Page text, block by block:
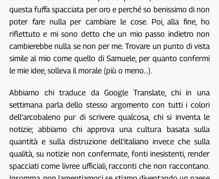
questa fuffa spacciata per oro e perché so benissimo di non
poter fare nulla per cambiare le cose. Poi, alla fine, ho
riflettuto e mi sono detto che un mio passo indietro non
cambierebbe nulla se non per me. Trovare un punto di vista
simile al mio come quello di Samuele, per quanto confermi
le mie idee, solleva il morale (più o meno…).
Abbiamo chi traduce da Google Translate, chi in una
settimana parla dello stesso argomento con tutti i colori
dell’arcobaleno pur di scrivere qualcosa, chi si inventa le
notizie; abbiamo chi approva una cultura basata sulla
quantità e sulla distruzione dell’italiano invece che sulla
qualità, su notizie non confermate, fonti inesistenti, render
spacciati come livree ufficiali, racconti che non raccontano.